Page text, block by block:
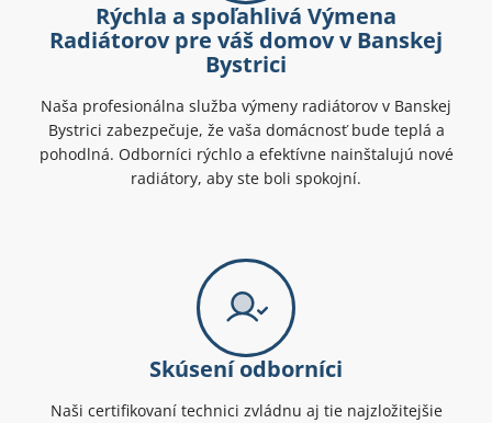
Rýchla a spoľahlivá Výmena
Radiátorov pre váš domov v Banskej
Bystrici
Naša profesionálna služba výmeny radiátorov v Banskej
Bystrici zabezpečuje, že vaša domácnosť bude teplá a
pohodlná. Odborníci rýchlo a efektívne nainštalujú nové
radiátory, aby ste boli spokojní.
Skúsení odborníci
Naši certifikovaní technici zvládnu aj tie najzložitejšie